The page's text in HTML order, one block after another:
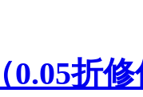
0.05折